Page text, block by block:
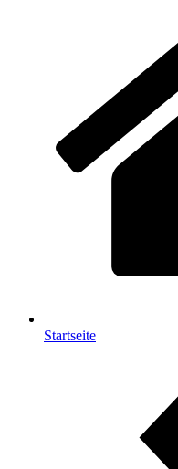
Startseite